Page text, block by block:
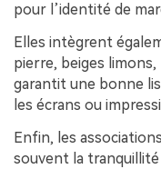
pour l’identité de
Elles intègrent
pierre, beiges
garantit une bonne
les écrans ou
Enfin, les
souvent la